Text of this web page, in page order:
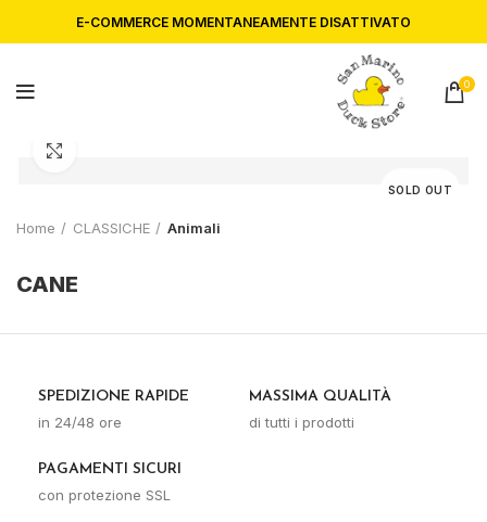
0
SOLD OUT
Home CLASSICHE Animali
CANE
SPEDIZIONE RAPIDE
in 24/48 ore
MASSIMA QUALITÀ
di tutti i prodotti
PAGAMENTI SICURI
con protezione SSL
E-COMMERCE MOMENTANEAMENTE DISATTIVATO